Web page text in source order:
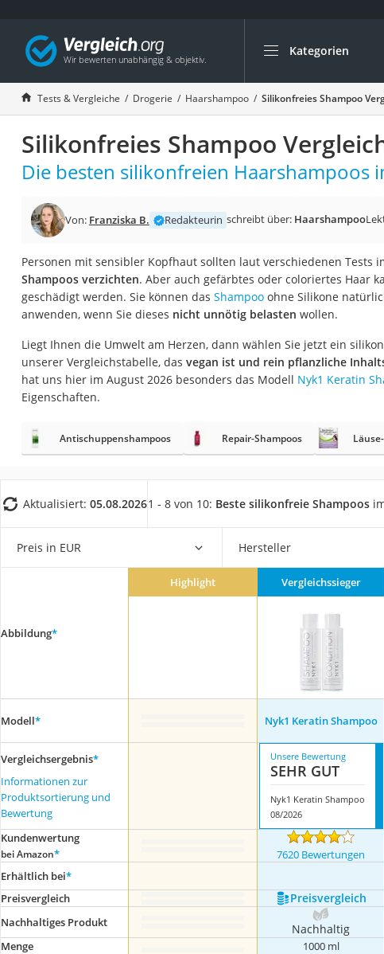
Kategorien
Die beliebtesten
Drogerie
Inhalator
Haarschneider
Rollator
Braun Rasierer
Katzenklappe (Chip)
Masturbator
Massagepistole
Epilierer
Reisehaartrockner
Eiweißpulver
Nackenmassagegerät
leichter Haartrockner
Schildkrötenhaus
Mineralfutter Pferd
Massagegerät
Tests & Vergleiche Drogerie Haarshampoo Silikonfreies Shampoo
Silikonfreies Shampoo
Die besten silikonfreien Haarshampoos
Von: Franziska B. Redakteurin schreibt über: Haarshampoo
Personen mit sensibler Kopfhaut sollten laut verschiedenen Tests
Shampoos verzichten. Aber auch gefärbtes oder coloriertes Haar
geschädigt werden. Sie können das Shampooohne Silikone
anwenden, wenn Sie dieses nicht unnötig belasten wollen.
Liegt Ihnen die Umwelt am Herzen, dann wählen Sie jetzt ein
unserer Vergleichstabelle, das vegan ist und rein pflanzliche
hat uns hier im August 2026 besonders das Modell Nyk1 Keratin
Eigenschaften.
Antischuppenshampoos Repair-Shampoos
Aktualisiert: 05.08.20261 - 8 von 10: Beste silikonfreie Shampoos
Preis in EUR Hersteller
Abbildung*
Highlight Vergleichssieger
Modell* Nyk1 Keratin Shampoo
Vergleichsergebnis*
Informationen zur
Produktsortierung und
Bewertung
Unsere Bewertung
SEHR GUT
Nyk1 Keratin Shampoo
08/2026
Kundenwertung
bei Amazon* 7620 Bewertungen
Erhältlich bei*
Preis­vergleich
Preis­vergleich
Nachhaltiges Produkt Nachhaltig
Menge 1000 ml